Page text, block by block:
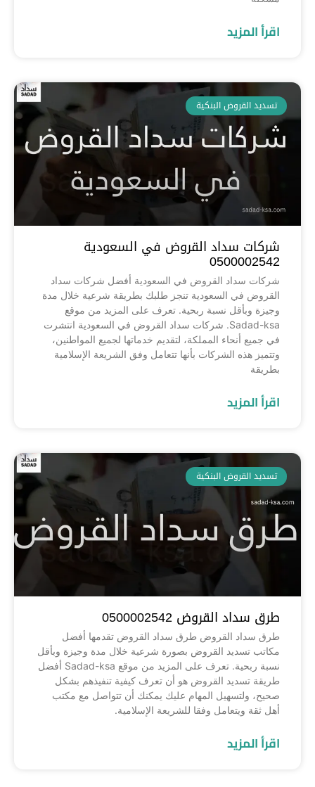
اقرأ المزيد
تسديد القروض البنكية
شركات سداد القروض في السعودية
0500002542
شركات سداد القروض في السعودية أفضل شركات سداد
القروض في السعودية تنجز طلبك بطريقة شرعية خلال مدة
وجيزة وبأقل نسبة ربحية. تعرف على المزيد من موقع
Sadad-ksa. شركات سداد القروض في السعودية انتشرت
في جميع أنحاء المملكة، لتقديم خدماتها لجميع المواطنين،
وتتميز هذه الشركات بأنها تتعامل وفق الشريعة الإسلامية
بطريقة
اقرأ المزيد
تسديد القروض البنكية
طرق سداد القروض 0500002542
طرق سداد القروض طرق سداد القروض تقدمها أفضل
مكاتب تسديد القروض بصورة شرعية خلال مدة وجيزة وبأقل
نسبة ربحية. تعرف على المزيد من موقع Sadad-ksa أفضل
طريقة تسديد القروض هو أن تعرف كيفية تنفيذهم بشكل
صحيح، ولتسهيل المهام عليك يمكنك أن تتواصل مع مكتب
أهل ثقة ويتعامل وفقا للشريعة الإسلامية.
اقرأ المزيد